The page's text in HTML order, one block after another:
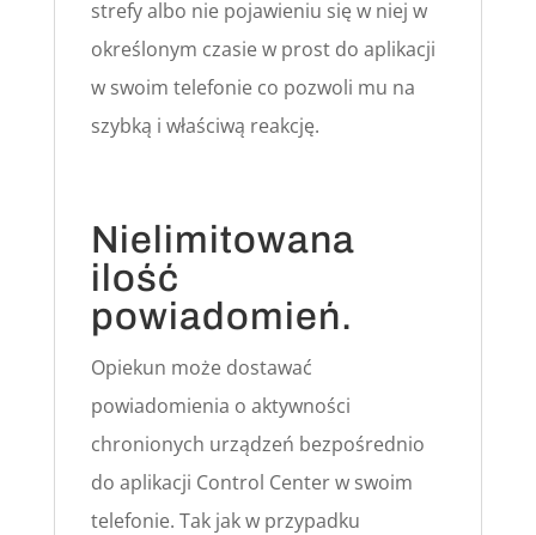
strefy albo nie pojawieniu się w niej w
określonym czasie w prost do aplikacji
w swoim telefonie co pozwoli mu na
szybką i właściwą reakcję.
Nielimitowana
ilość
powiadomień.
Opiekun może dostawać
powiadomienia o aktywności
chronionych urządzeń bezpośrednio
do aplikacji Control Center w swoim
telefonie. Tak jak w przypadku